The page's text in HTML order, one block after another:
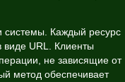
системы. Каждый ресурс
виде URL. Клиенты
не зависящие от
метод обеспечивает